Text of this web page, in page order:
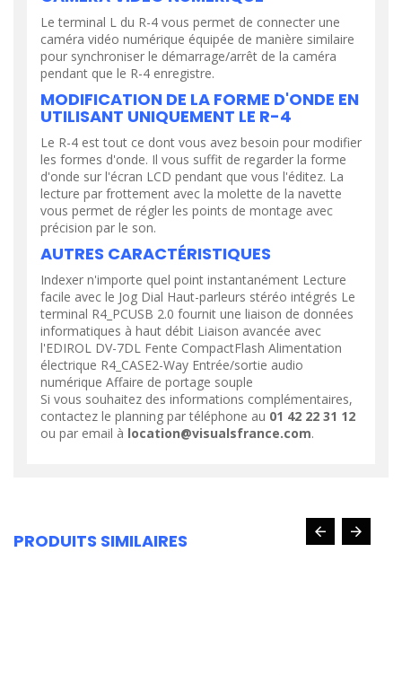
Le terminal L du R-4 vous permet de connecter une
caméra vidéo numérique équipée de manière similaire
pour synchroniser le démarrage/arrêt de la caméra
pendant que le R-4 enregistre.
MODIFICATION DE LA FORME D'ONDE EN
UTILISANT UNIQUEMENT LE R-4
Le R-4 est tout ce dont vous avez besoin pour modifier
les formes d'onde. Il vous suffit de regarder la forme
d'onde sur l'écran LCD pendant que vous l'éditez. La
lecture par frottement avec la molette de la navette
vous permet de régler les points de montage avec
précision par le son.
AUTRES CARACTÉRISTIQUES
Indexer n'importe quel point instantanément Lecture
facile avec le Jog Dial Haut-parleurs stéréo intégrés Le
terminal R4_PCUSB 2.0 fournit une liaison de données
informatiques à haut débit Liaison avancée avec
l'EDIROL DV-7DL Fente CompactFlash Alimentation
électrique R4_CASE2-Way Entrée/sortie audio
numérique Affaire de portage souple
Si vous souhaitez des informations complémentaires,
contactez le planning par téléphone au 01 42 22 31 12
ou par email à location@visualsfrance.com.
PRODUITS SIMILAIRES